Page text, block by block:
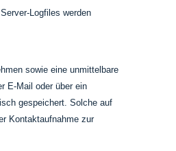
Logfiles werden
sowie eine unmittelbare
E-Mail oder über ein
gespeichert. Solche auf
Kontaktaufnahme zur